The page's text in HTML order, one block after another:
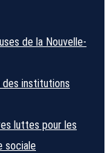
de la Nouvelle-
des institutions
luttes pour les
sociale